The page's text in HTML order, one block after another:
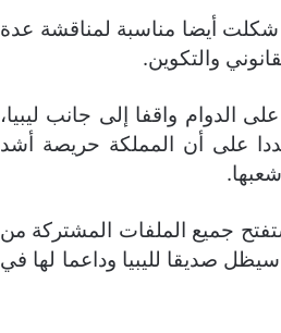
شكلت أيضا مناسبة لمناقشة عدة
والتكوين.
واقفا إلى جانب ليبيا،
على أن المملكة حريصة أشد
جميع الملفات المشتركة من
صديقا لليبيا وداعما لها في